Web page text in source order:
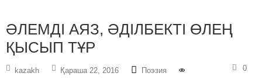
ӘЛЕМДІ АЯЗ, ӘДІЛБЕКТІ ӨЛЕҢ
ҚЫСЫП ТҰР
kazakh Қараша 22, 2016 Поэзия 0